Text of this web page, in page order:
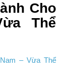
Cho
Thể
– Vừa Thể